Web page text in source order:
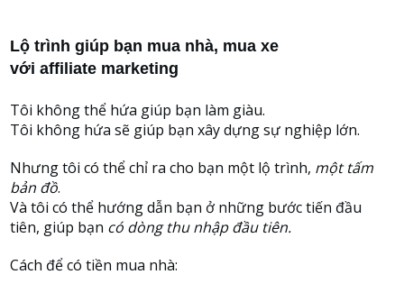
Lộ trình giúp bạn mua nhà, mua xe
với affiliate marketing
Tôi không thể hứa giúp bạn làm giàu.
Tôi không hứa sẽ giúp bạn xây dựng sự nghiệp lớn.
Nhưng tôi có thể chỉ ra cho bạn một lộ trình, một tấm
bản đồ.
Và tôi có thể hướng dẫn bạn ở những bước tiến đầu
tiên, giúp bạn có dòng thu nhập đầu tiên.
Cách để có tiền mua nhà: